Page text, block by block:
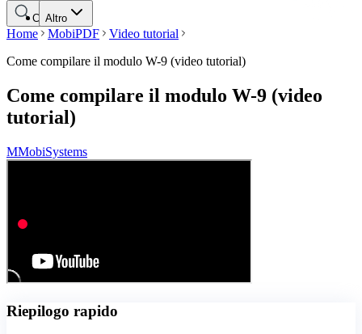
Altro
Cerca
Home MobiPDF
Video tutorial
Come compilare il modulo W-9 (video tutorial)
Come compilare il modulo W-9 (video
tutorial)
MMobiSystems
Riepilogo rapido